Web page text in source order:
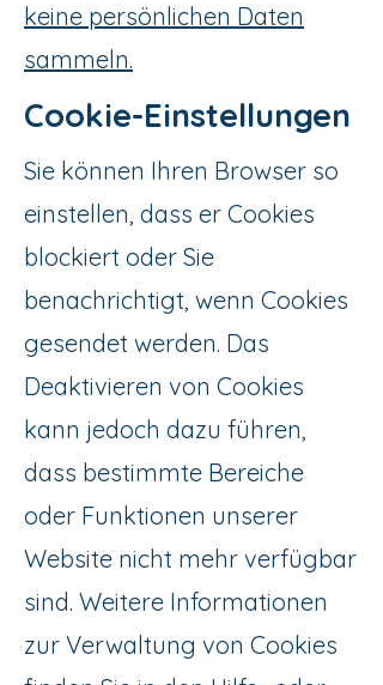
keine persönlichen Daten
sammeln.
Cookie-Einstellungen
Sie können Ihren Browser so
einstellen, dass er Cookies
blockiert oder Sie
benachrichtigt, wenn Cookies
gesendet werden. Das
Deaktivieren von Cookies
kann jedoch dazu führen,
dass bestimmte Bereiche
oder Funktionen unserer
Website nicht mehr verfügbar
sind. Weitere Informationen
zur Verwaltung von Cookies